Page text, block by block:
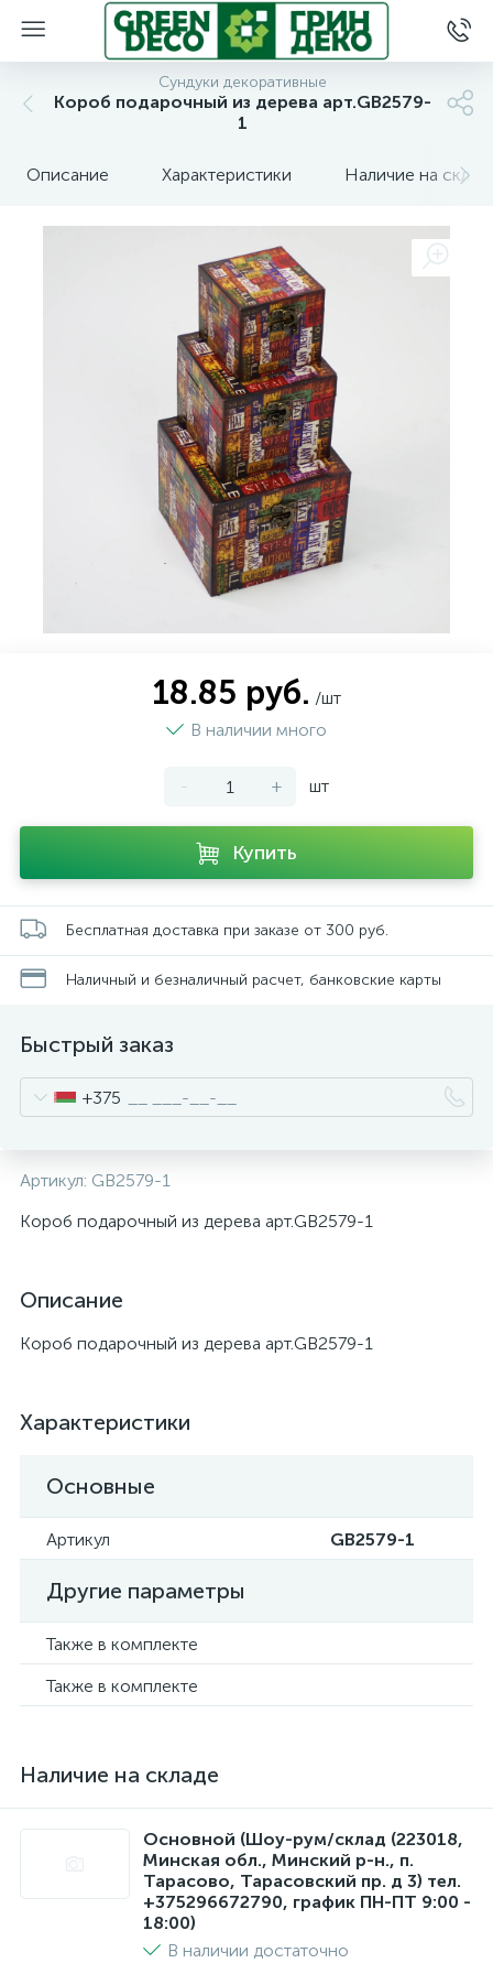
Сундуки декоративные
Короб подарочный из дерева арт.GB2579-
1
Описание Характеристики Наличие на
18.85 руб. /шт
В наличии много
- + шт
Купить
Бесплатная доставка при заказе от 300 руб.
Наличный и безналичный расчет, банковские карты
Быстрый заказ
+375
Артикул: GB2579-1
Короб подарочный из дерева арт.GB2579-1
Описание
Короб подарочный из дерева арт.GB2579-1
Характеристики
Основные
Артикул GB2579-1
Другие параметры
Также в комплекте
Также в комплекте
Наличие на складе
Основной (Шоу-рум/склад (223018,
Минская обл., Минский р-н., п.
Тарасово, Тарасовский пр. д 3) тел.
+375296672790, график ПН-ПТ 9:00 -
18:00)
В наличии достаточно